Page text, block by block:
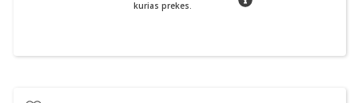
kurias prekes.